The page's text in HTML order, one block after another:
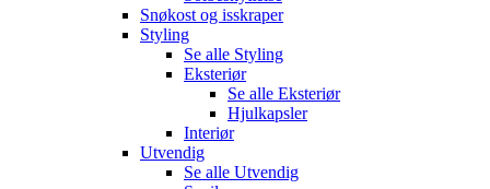
Snøkost og isskraper
Styling
Se alle Styling
Eksteriør
Se alle Eksteriør
Hjulkapsler
Interiør
Utvendig
Se alle Utvendig